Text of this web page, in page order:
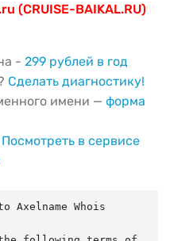
(CRUISE-BAIKAL.RU)
- 299 рублей в год
Сделать диагностику!
имени — форма
Посмотреть в сервисе
Axelname Whois